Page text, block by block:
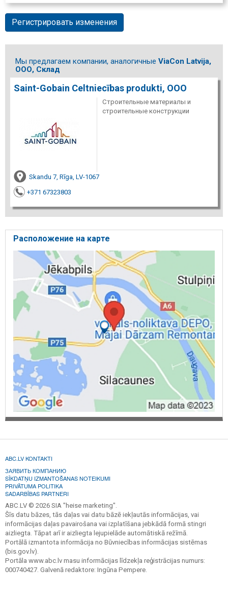
Регистрировать изменения
Мы предлагаем компании, аналогичные ViaCon Latvija,
ООО, Склад
Saint-Gobain Celtniecības produkti, ООО
Строительные материалы и
строительные конструкции
Skandu 7, Rīga, LV-1067
+371 67323803
Расположение на карте
ABC.LV KONTAKTI
ЗАЯВИТЬ КОМПАНИЮ
SĪKDATŅU IZMANTOŠANAS NOTEIKUMI
PRIVĀTUMA POLITIKA
SADARBĪBAS PARTNERI
ABC.LV © 2026 SIA "heise marketing".
Šīs datu bāzes, tās daļas vai datu bāzē iekļautās informācijas, vai
informācijas daļas pavairošana vai izplatīšana jebkādā formā stingri
aizliegta. Tāpat arī ir aizliegta lejupielāde automātiskā režīmā.
Portālā izmantota informācija no Būvniecības informācijas sistēmas
(bis.gov.lv).
Portāla www.abc.lv masu informācijas līdzekļa reģistrācijas numurs:
000740427. Galvenā redaktore: Ingūna Pempere.